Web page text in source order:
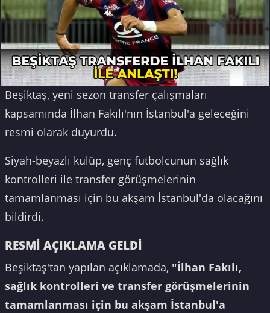
Beşiktaş, yeni sezon transfer çalışmaları
kapsamında İlhan Fakılı'nın İstanbul'a geleceğini
resmi olarak duyurdu.
Siyah-beyazlı kulüp, genç futbolcunun sağlık
kontrolleri ile transfer görüşmelerinin
tamamlanması için bu akşam İstanbul'da olacağını
bildirdi.
RESMİ AÇIKLAMA GELDİ
Beşiktaş'tan yapılan açıklamada, "İlhan Fakılı,
sağlık kontrolleri ve transfer görüşmelerinin
tamamlanması için bu akşam İstanbul'a